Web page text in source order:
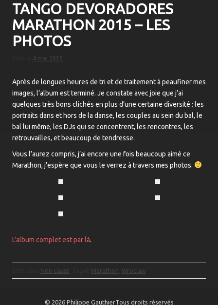
TANGO DEVORADORES
MARATHON 2015 – LES
PHOTOS
4 mai 2015
Après de longues heures de tri et de traitement à peaufiner mes
images, l’album est terminé. Je constate avec joie que j’ai
quelques très bons clichés en plus d’une certaine diversité : les
portraits dans et hors de la danse, les couples au sein du bal, le
bal lui même, les DJs qui se concentrent, les rencontres, les
retrouvailles, et beaucoup de tendresse.
Vous l’aurez compris, j’ai encore une fois beaucoup aimé ce
Marathon, j’espère que vous le verrez à travers mes photos.
L’album complet est par là.
Non classé Marathon Wroclaw
© 2026 Philippe GauthierTous droits réservés